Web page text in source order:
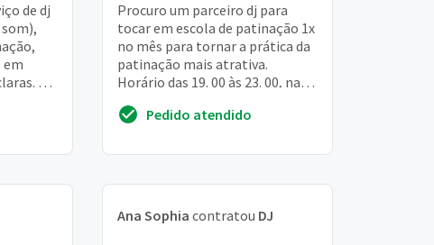
de dj
em
Dia
Procuro um parceiro dj para
tocar em escola de patinação 1x
no mês para tornar a prática da
patinação mais atrativa.
Horário das 19. 00 às 23. 00, nas
procuro a ...
Pedido atendido
Ana Sophia contratou DJ